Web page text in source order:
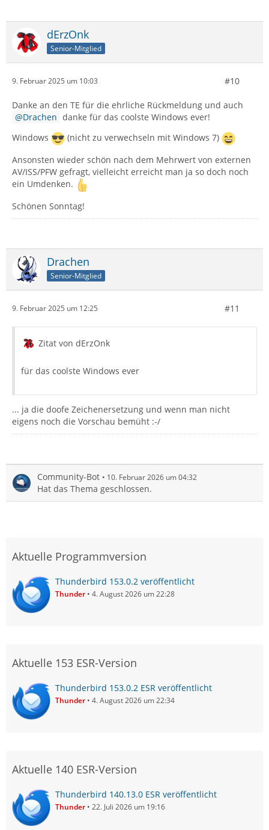
dErzOnk
Senior-Mitglied
9. Februar 2025 um 10:03 #10
Danke an den TE für die ehrliche Rückmeldung und auch
Drachen danke für das coolste Windows ever!
Windows
(nicht zu verwechseln mit Windows 7)
Ansonsten wieder schön nach dem Mehrwert von externen
AV/ISS/PFW gefragt, vielleicht erreicht man ja so doch noch
ein Umdenken.
Schönen Sonntag!
Drachen
Senior-Mitglied
9. Februar 2025 um 12:25 #11
Zitat von dErzOnk
für das coolste Windows ever
... ja die doofe Zeichenersetzung und wenn man nicht
eigens noch die Vorschau bemüht :-/
Community-Bot 10. Februar 2026 um 04:32
Hat das Thema geschlossen.
Aktuelle Programmversion
Thunderbird 153.0.2 veröffentlicht
Thunder 4. August 2026 um 22:28
Aktuelle 153 ESR-Version
Thunderbird 153.0.2 ESR veröffentlicht
Thunder 4. August 2026 um 22:34
Aktuelle 140 ESR-Version
Thunderbird 140.13.0 ESR veröffentlicht
Thunder 22. Juli 2026 um 19:16